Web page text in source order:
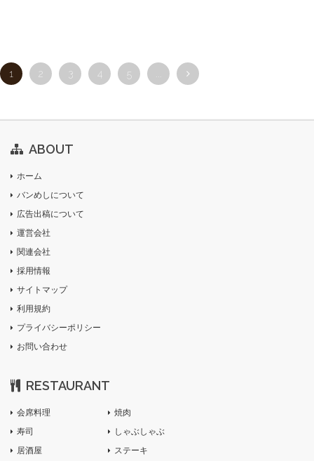
1 2 3 4 5
ABOUT
ホーム
バンめしについて
広告出稿について
運営会社
関連会社
採用情報
サイトマップ
利用規約
プライバシーポリシー
お問い合わせ
RESTAURANT
会席料理
寿司
居酒屋
焼肉
しゃぶしゃぶ
ステーキ